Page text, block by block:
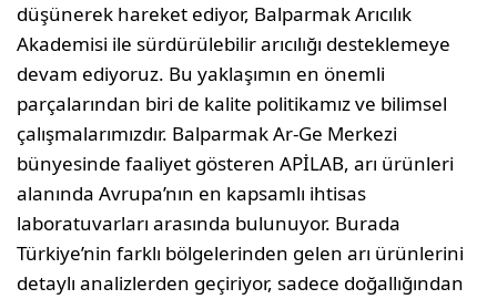
düşünerek hareket ediyor, Balparmak Arıcılık
Akademisi ile sürdürülebilir arıcılığı desteklemeye
devam ediyoruz. Bu yaklaşımın en önemli
parçalarından biri de kalite politikamız ve bilimsel
çalışmalarımızdır. Balparmak Ar-Ge Merkezi
bünyesinde faaliyet gösteren APİLAB, arı ürünleri
alanında Avrupa’nın en kapsamlı ihtisas
laboratuvarları arasında bulunuyor. Burada
Türkiye’nin farklı bölgelerinden gelen arı ürünlerini
detaylı analizlerden geçiriyor, sadece doğallığından